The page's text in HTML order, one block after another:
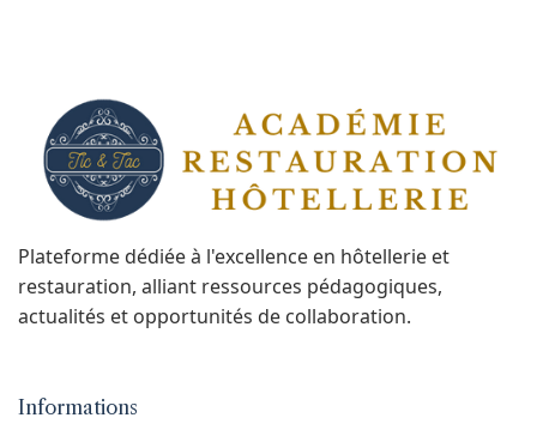
Plateforme dédiée à l'excellence en hôtellerie et
restauration, alliant ressources pédagogiques,
actualités et opportunités de collaboration.
Informations